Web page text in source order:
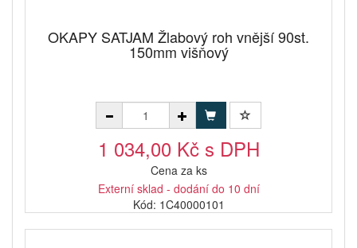
OKAPY SATJAM Žlabový roh vnější 90st.
150mm višňový
1 034,00 Kč s DPH
Cena za ks
Externí sklad - dodání do 10 dní
Kód: 1C40000101